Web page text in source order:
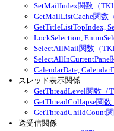
SetMailIndex関数（
GetMailListCache関数
GetTitleListTopIndex,
LockSelection,
SelectAllMail関数（
SelectAllInCurrentPane
CalendarDate,
スレッド表示関係
GetThreadLevel関数（
GetThreadCollapse関数
GetThreadChildCount
送受信関係